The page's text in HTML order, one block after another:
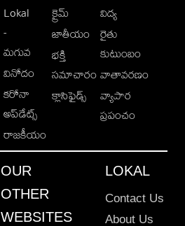
Lokal
-
మగువ
వినోదం
కరోనా
అప్‌డేట్స్
రాజకీయం
క్రైమ్
జాతీయం
భక్తి
సమాచారం
క్లాసిఫైడ్స్
విద్య
రైతు
కుటుంబం
వాతావరణం
వ్యాపార
ప్రపంచం
OUR
OTHER
WEBSITES
LOKAL
Contact Us
About Us